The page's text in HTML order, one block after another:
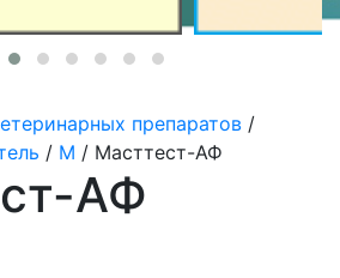
препаратов /
/ М / Масттест-АФ
АФ